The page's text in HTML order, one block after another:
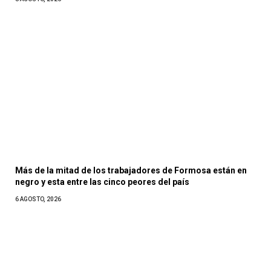
Más de la mitad de los trabajadores de Formosa están en
negro y esta entre las cinco peores del país
6 AGOSTO, 2026